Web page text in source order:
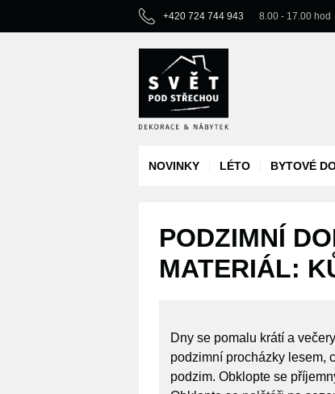
+420 724 744 943 8.00 - 17.00 hod
NOVINKY LÉTO BYTOVÉ
PODZIMNÍ
MATERIÁL:
Dny se pomalu krátí a
podzimní procházky lesem,
podzim. Obklopte se